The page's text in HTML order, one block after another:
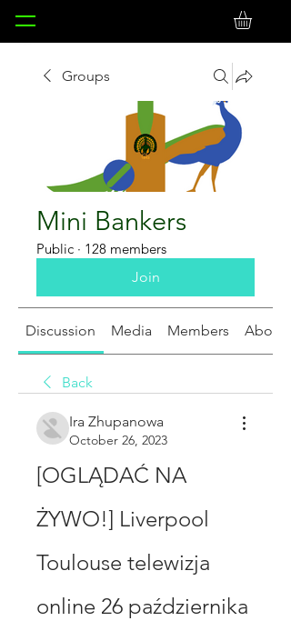
Groups
Mini Bankers
Public · 128 members
Join
Discussion Media Members About
Back
Ira Zhupanowa
October 26, 2023
[OGLĄDAĆ NA
ŻYWO!] Liverpool
Toulouse telewizja
online 26 października